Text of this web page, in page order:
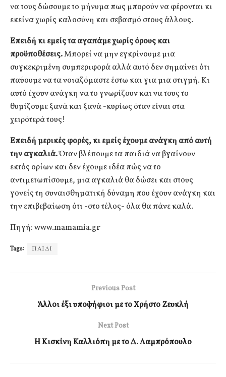
να τους δώσουμε το μήνυμα πως μπορούν να φέρονται κι
εκείνα χωρίς καλοσύνη και σεβασμό στους άλλους.
Επειδή κι εμείς τα αγαπάμε χωρίς όρους και
προϋποθέσεις.Μπορεί να μην εγκρίνουμε μια
συγκεκριμένη συμπεριφορά αλλά αυτό δεν σημαίνει ότι
παύουμε να τα νοιαζόμαστε έστω και για μια στιγμή. Κι
αυτό έχουν ανάγκη να το γνωρίζουν και να τους το
θυμίζουμε ξανά και ξανά -κυρίως όταν είναι στα
χειρότερά τους!
Επειδή μερικές φορές, κι εμείς έχουμε ανάγκη από αυτή
την αγκαλιά.Όταν βλέπουμε τα παιδιά να βγαίνουν
εκτός ορίων και δεν έχουμε ιδέα πώς να το
αντιμετωπίσουμε, μια αγκαλιά θα δώσει και στους
γονείς τη συναισθηματική δύναμη που έχουν ανάγκη και
την επιβεβαίωση ότι -στο τέλος- όλα θα πάνε καλά.
Πηγή: www.mamamia.gr
Tags: ΠΑΙΔΙ
Previous Post
Άλλοι έξι υποψήφιοι με το Χρήστο Ζευκλή
Next Post
Η Κισκίνη Καλλιόπη με το Δ. Λαμπρόπουλο